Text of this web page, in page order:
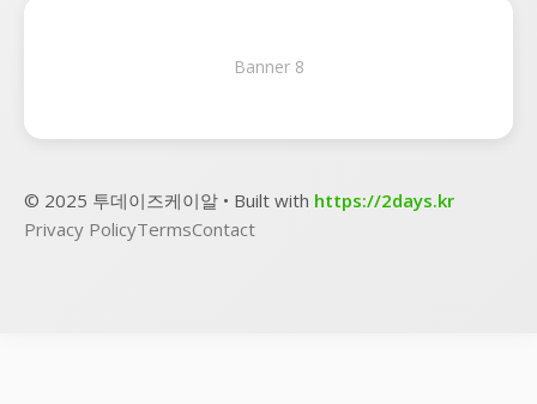
Banner 8
© 2025 투데이즈케이알 • Built with https://2days.kr
Privacy PolicyTermsContact